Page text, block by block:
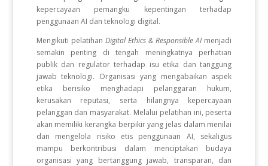
kepercayaan pemangku kepentingan terhadap
penggunaan AI dan teknologi digital.
Mengikuti pelatihan Digital Ethics & Responsible AImenjadi
semakin penting di tengah meningkatnya perhatian
publik dan regulator terhadap isu etika dan tanggung
jawab teknologi. Organisasi yang mengabaikan aspek
etika berisiko menghadapi pelanggaran hukum,
kerusakan reputasi, serta hilangnya kepercayaan
pelanggan dan masyarakat. Melalui pelatihan ini, peserta
akan memiliki kerangka berpikir yang jelas dalam menilai
dan mengelola risiko etis penggunaan AI, sekaligus
mampu berkontribusi dalam menciptakan budaya
organisasi yang bertanggung jawab, transparan, dan